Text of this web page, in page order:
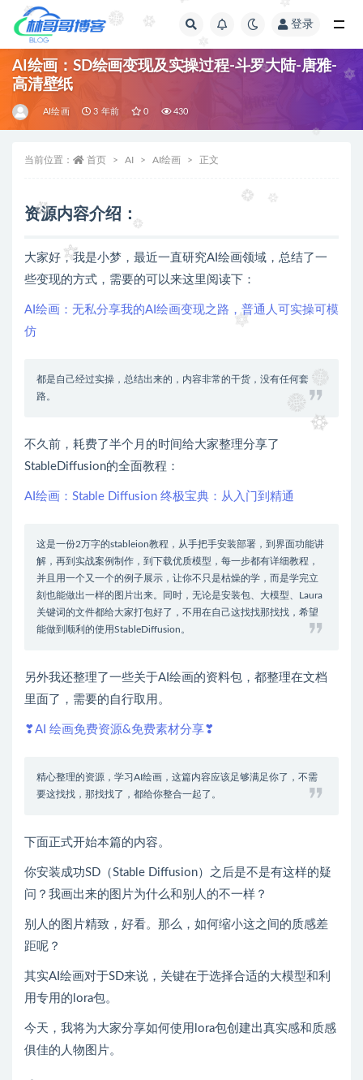
登录
AI绘画：SD绘画变现及实操过程-斗罗大陆-唐雅-
高清壁纸
AI绘画 3 年前 0 430
当前位置： 首页 AI AI绘画 正文
资源内容介绍：
大家好，我是小梦，最近一直研究AI绘画领域，总结了一
些变现的方式，需要的可以来这里阅读下：
AI绘画：无私分享我的AI绘画变现之路，普通人可实操可模
仿
都是自己经过实操，总结出来的，内容非常的干货，没有任何套
路。
不久前，耗费了半个月的时间给大家整理分享了
StableDiffusion的全面教程：
AI绘画：Stable Diffusion 终极宝典：从入门到精通
这是一份2万字的stableion教程，从手把手安装部署，到界面功能讲
解，再到实战案例制作，到下载优质模型，每一步都有详细教程，
并且用一个又一个的例子展示，让你不只是枯燥的学，而是学完立
刻也能做出一样的图片出来。同时，无论是安装包、大模型、Laura
关键词的文件都给大家打包好了，不用在自己这找找那找找，希望
能做到顺利的使用StableDiffusion。
另外我还整理了一些关于AI绘画的资料包，都整理在文档
里面了，需要的自行取用。
❣AI 绘画免费资源&免费素材分享❣
精心整理的资源，学习AI绘画，这篇内容应该足够满足你了，不需
要这找找，那找找了，都给你整合一起了。
下面正式开始本篇的内容。
你安装成功SD（Stable Diffusion）之后是不是有这样的疑
问？我画出来的图片为什么和别人的不一样？
别人的图片精致，好看。那么，如何缩小这之间的质感差
距呢？
其实AI绘画对于SD来说，关键在于选择合适的大模型和利
用专用的lora包。
今天，我将为大家分享如何使用lora包创建出真实感和质感
俱佳的人物图片。